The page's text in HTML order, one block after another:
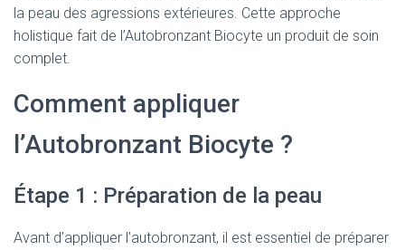
la peau des agressions extérieures. Cette approche
holistique fait de l’Autobronzant Biocyte un produit de soin
complet.
Comment appliquer
l’Autobronzant Biocyte ?
Étape 1 : Préparation de la peau
Avant d’appliquer l’autobronzant, il est essentiel de préparer